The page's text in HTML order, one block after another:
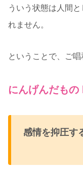
ういう状態は人間
れません。
ということで、ご唱
にんげんだもの
感情を抑圧す